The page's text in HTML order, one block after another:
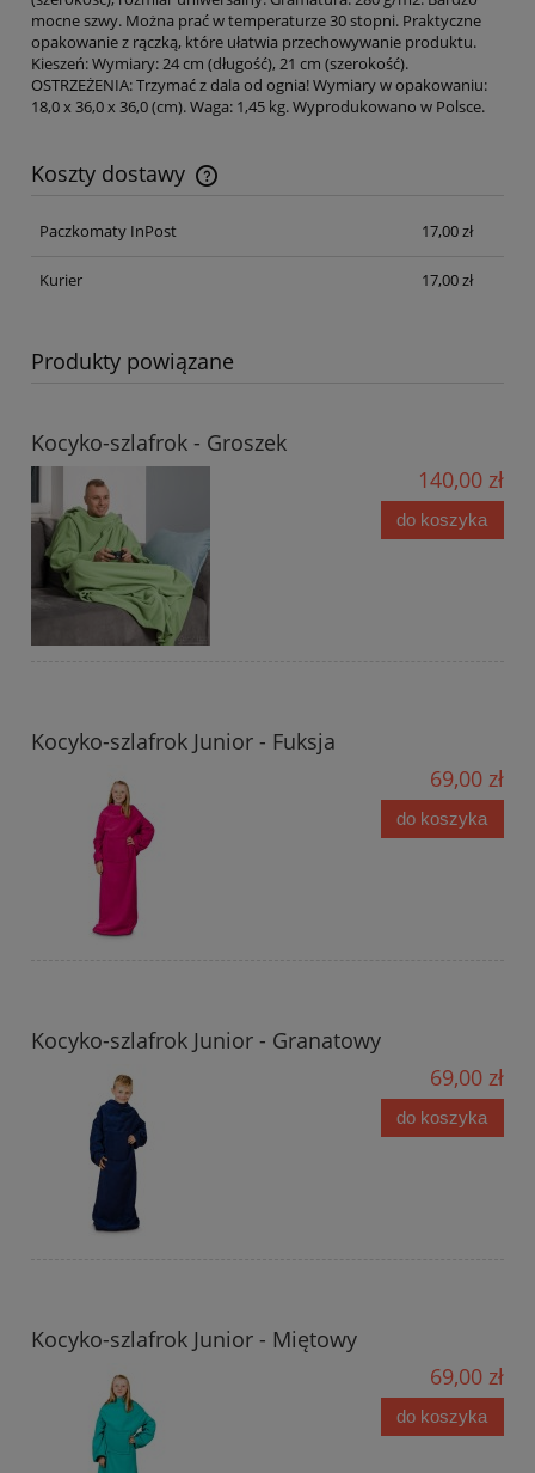
mocne szwy. Można prać w temperaturze 30 stopni. Praktyczne
opakowanie z rączką, które ułatwia przechowywanie produktu.
Kieszeń: Wymiary: 24 cm (długość), 21 cm (szerokość).
OSTRZEŻENIA: Trzymać z dala od ognia! Wymiary w opakowaniu:
18,0 x 36,0 x 36,0 (cm). Waga: 1,45 kg. Wyprodukowano w Polsce.
Koszty dostawy
Cena nie zawiera ewentualnych kosztów płatności
Paczkomaty InPost
17,00 zł
Kurier 17,00 zł
Produkty powiązane
Kocyko-szlafrok - Groszek
140,00 zł
do koszyka
Kocyko-szlafrok Junior - Fuksja
69,00 zł
do koszyka
Kocyko-szlafrok Junior - Granatowy
69,00 zł
do koszyka
Kocyko-szlafrok Junior - Miętowy
69,00 zł
do koszyka